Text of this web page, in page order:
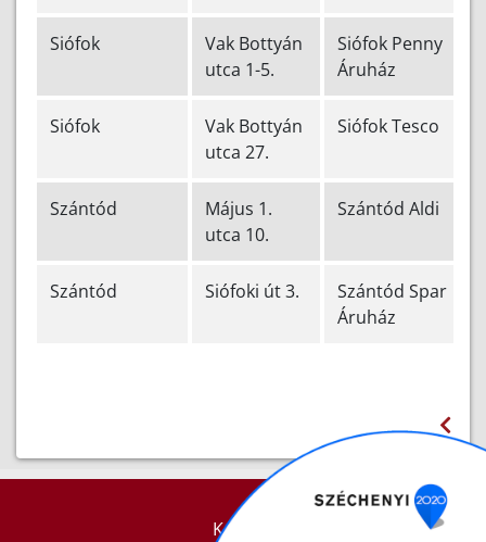
Siófok
Vak Bottyán
utca 1-5.
Siófok Penny
Áruház
Siófok
Vak Bottyán
utca 27.
Siófok Tesco
Szántód
Május 1.
utca 10.
Szántód Aldi
Szántód Siófoki út 3.
Szántód Spar
Áruház
KAPCSOLAT